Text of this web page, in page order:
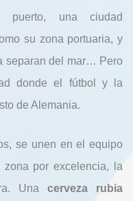
puerto, una ciudad
su zona portuaria, y
separan del mar… Pero
donde el fútbol y la
de Alemania.
se unen en el equipo
por excelencia, la
Unacerveza rubia